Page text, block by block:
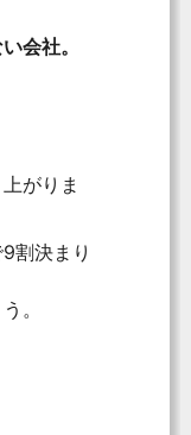
会社。
がりま
割決まり
。